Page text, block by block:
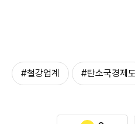
#철강업계 #탄소국경제도